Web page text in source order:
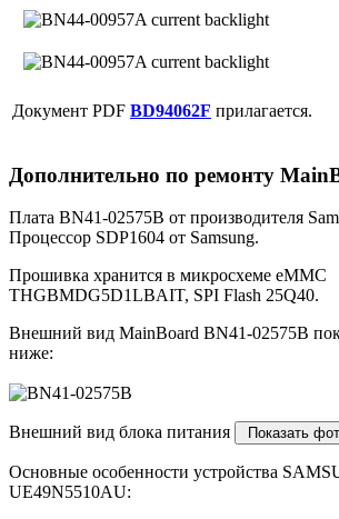
Документ PDF BD94062F прилагается.
Дополнительно по ремонту
Плата BN41-02575B от производителя
Процессор SDP1604 от Samsung.
Прошивка хранится в микросхеме eMMC
THGBMDG5D1LBAIT, SPI Flash 25Q40.
Внешний вид MainBoard BN41-02575B
ниже:
Внешний вид блока питания
Основные особенности устройства
UE49N5510AU: